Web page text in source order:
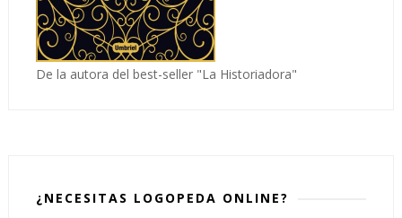
De la autora del best-seller "La Historiadora"
¿NECESITAS LOGOPEDA ONLINE?